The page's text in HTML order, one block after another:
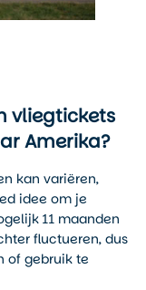
vliegtickets
Amerika?
kan variëren,
idee om je
11 maanden
fluctueren, dus
of gebruik te